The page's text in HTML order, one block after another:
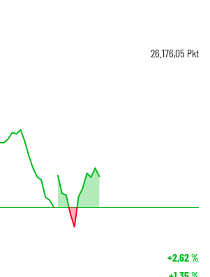
26.176,05 Pkt
+2,62%